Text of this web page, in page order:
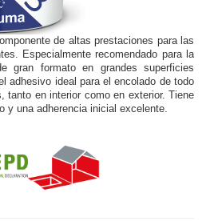
de altas prestaciones para las
Especialmente recomendado para la
gran formato en grandes superficies
adhesivo ideal para el encolado de todo
tanto en interior como en exterior. Tiene
y una adherencia inicial excelente.